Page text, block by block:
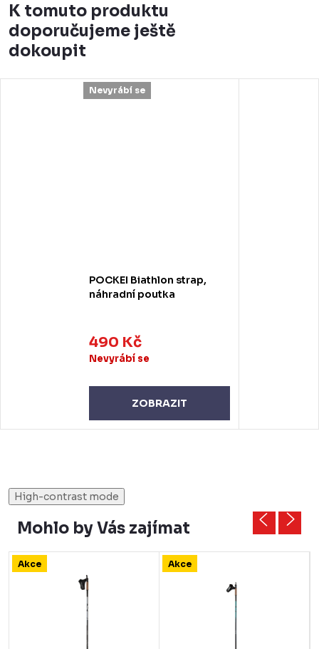
K tomuto produktu
doporučujeme ještě
dokoupit
Nevyrábí se
POCKEI Biathlon strap,
náhradní poutka
490 Kč
Nevyrábí se
ZOBRAZIT
High-contrast mode
Mohlo by Vás zajímat
Akce Akce